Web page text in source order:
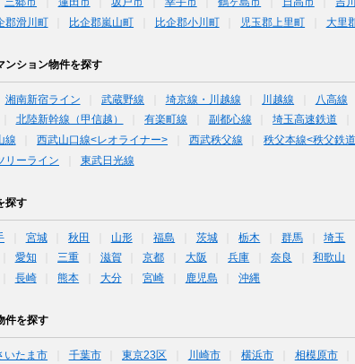
郡滑川町 比企郡嵐山町 比企郡小川町 児玉郡上里町 大里
ンション物件を探す
湘南新宿ライン 武蔵野線 埼京線・川越線 川越線 八高線
北陸新幹線（甲信越） 有楽町線 副都心線 埼玉高速鉄道
線 西武山口線<レオライナー> 西武秩父線 秩父本線<秩父鉄
リーライン
東武日光線
探す
宮城 秋田 山形 福島 茨城 栃木 群馬 埼玉
愛知 三重 滋賀 京都 大阪 兵庫 奈良 和歌山
長崎 熊本 大分 宮崎 鹿児島 沖縄
件を探す
いたま市 千葉市 東京23区 川崎市 横浜市 相模原市